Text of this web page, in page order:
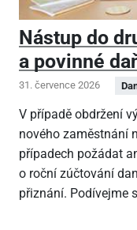
Nástup do
a povinné
31. července 2026
V případě obdržení
nového zaměstnání
případech požádat
o roční zúčtování
přiznání. Podívejme